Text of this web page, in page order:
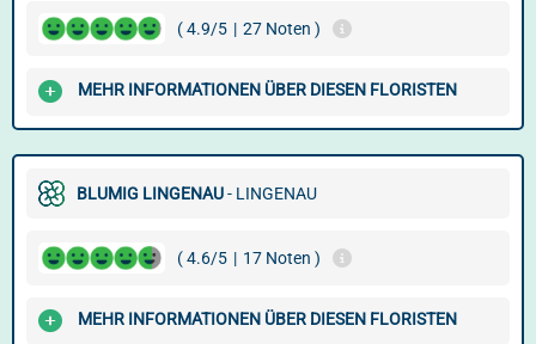
( 4.9/5 | 27 Noten )
MEHR INFORMATIONEN ÜBER DIESEN FLORISTEN
BLUMIG LINGENAU- LINGENAU
( 4.6/5 | 17 Noten )
MEHR INFORMATIONEN ÜBER DIESEN FLORISTEN